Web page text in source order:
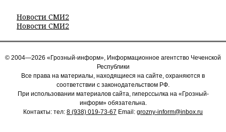
Новости СМИ2
Новости СМИ2
© 2004—2026 «Грозный-информ», Информационное агентство Чеченской
Республики
Все права на материалы, находящиеся на сайте, охраняются в
соответствии с законодательством РФ.
При использовании материалов сайта, гиперссылка на «Грозный-
информ» обязательна.
Контакты: тел: 8 (938) 019-73-67 Email: grozny-inform@inbox.ru